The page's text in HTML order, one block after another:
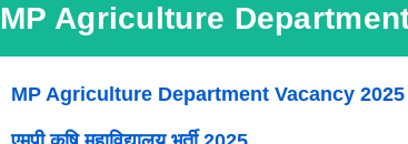
MP Agriculture
MP Agriculture Department Vacancy 2025